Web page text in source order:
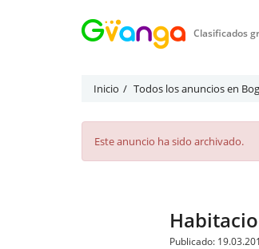
Clasificados
Inicio Todos los anuncios en
Este anuncio ha sido archivado.
Publicado: